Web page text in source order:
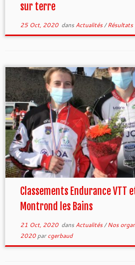
sur terre
25 Oct, 2020dans Actualités/
Classements Endurance VTT
Montrond les Bains
21 Oct, 2020dans Actualités/Nos
2020parcgerbaud